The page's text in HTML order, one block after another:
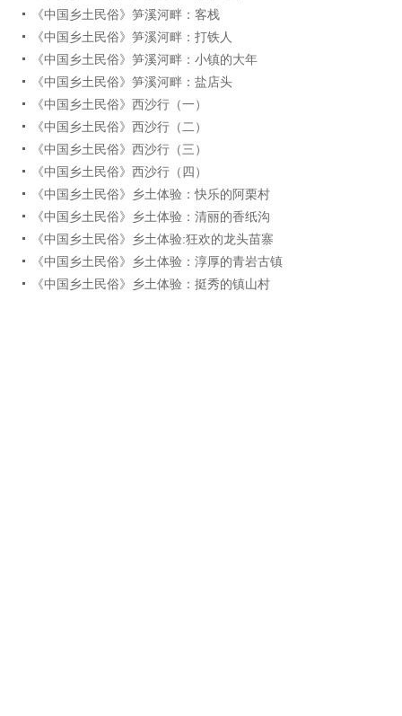
《中国乡土民俗》笋溪河畔：客栈
《中国乡土民俗》笋溪河畔：打铁人
《中国乡土民俗》笋溪河畔：小镇的大年
《中国乡土民俗》笋溪河畔：盐店头
《中国乡土民俗》西沙行（一）
《中国乡土民俗》西沙行（二）
《中国乡土民俗》西沙行（三）
《中国乡土民俗》西沙行（四）
《中国乡土民俗》乡土体验：快乐的阿栗村
《中国乡土民俗》乡土体验：清丽的香纸沟
《中国乡土民俗》乡土体验:狂欢的龙头苗寨
《中国乡土民俗》乡土体验：淳厚的青岩古镇
《中国乡土民俗》乡土体验：挺秀的镇山村